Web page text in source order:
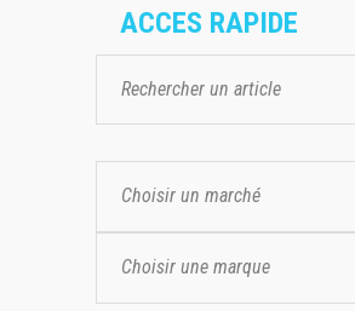
ACCES RAPIDE
Choisir un marché
Choisir une marque